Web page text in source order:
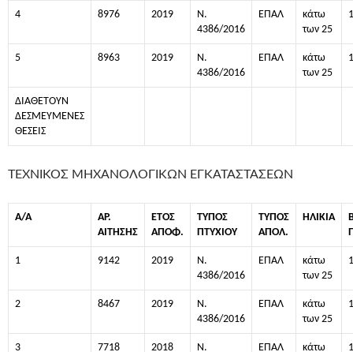
4 8976 2019
Ν.
4386/2016
ΕΠΑΛ
κάτω
των 25
5 8963 2019
Ν.
4386/2016
ΕΠΑΛ
κάτω
των 25
ΔΙΑΘΕΤΟΥΝ
ΔΕΣΜΕΥΜΕΝΕΣ
ΘΕΣΕΙΣ
ΤΕΧΝΙΚΟΣ ΜΗΧΑΝΟΛΟΓΙΚΩΝ ΕΓΚΑΤΑΣΤΑΣΕΩΝ
Α/Α
ΑΡ.
ΑΙΤΗΣΗΣ
ΕΤΟΣ
ΑΠΟΦ.
ΤΥΠΟΣ
ΠΤΥΧΙΟΥ
ΤΥΠΟΣ
ΑΠΟΛ.
ΗΛΙΚΙΑ
1 9142 2019
Ν.
4386/2016
ΕΠΑΛ
κάτω
των 25
2 8467 2019
Ν.
4386/2016
ΕΠΑΛ
κάτω
των 25
3 7718 2018
Ν.
ΕΠΑΛ
κάτω